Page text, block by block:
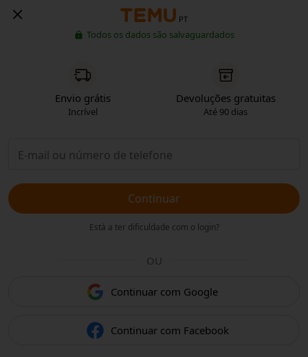
PT
Todos os dados são salvaguardados
Envio grátis
Incrível
Devoluções gratuitas
Até 90 dias
Continuar
Está a ter dificuldade com o login?
OU
Continuar com Google
Continuar com Facebook